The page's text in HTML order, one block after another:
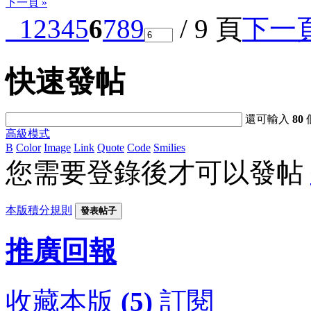
123456789 / 9 頁下一
快速發帖
還可輸入80
高級模式
B Color Image Link Quote Code Smilies
您需要登錄後才可以發帖
本版積分規則 發表帖子
推廣回報
收藏本版 (5) 訂閱